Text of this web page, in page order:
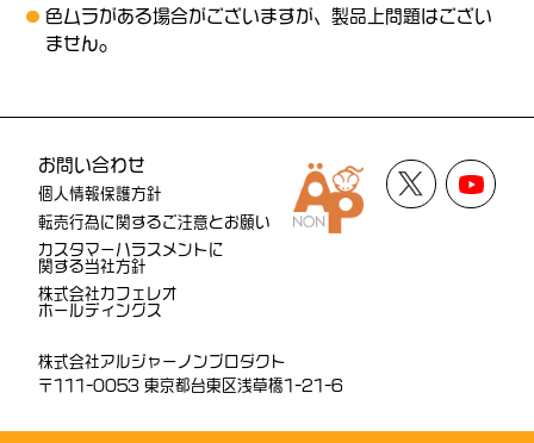
色ムラがある場合がございますが、製品上問題はござい
ません。
お問い合わせ
個人情報保護方針
転売行為に関するご注意とお願い
カスタマーハラスメントに
関する当社方針
株式会社カフェレオ
ホールディングス
株式会社アルジャーノンプロダクト
〒111-0053 東京都台東区浅草橋1-21-6